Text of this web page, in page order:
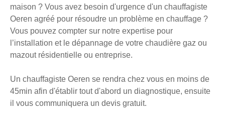
maison ? Vous avez besoin d'urgence d'un chauffagiste
Oeren agréé pour résoudre un problème en chauffage ?
Vous pouvez compter sur notre expertise pour
l’installation et le dépannage de votre chaudière gaz ou
mazout résidentielle ou entreprise.
Un chauffagiste Oeren se rendra chez vous en moins de
45min afin d'établir tout d'abord un diagnostique, ensuite
il vous communiquera un devis gratuit.